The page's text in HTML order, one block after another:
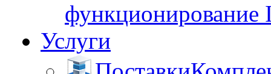
функционирование
Услуги